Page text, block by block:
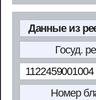
Данные из
Госуд.
1122459001004
Номер